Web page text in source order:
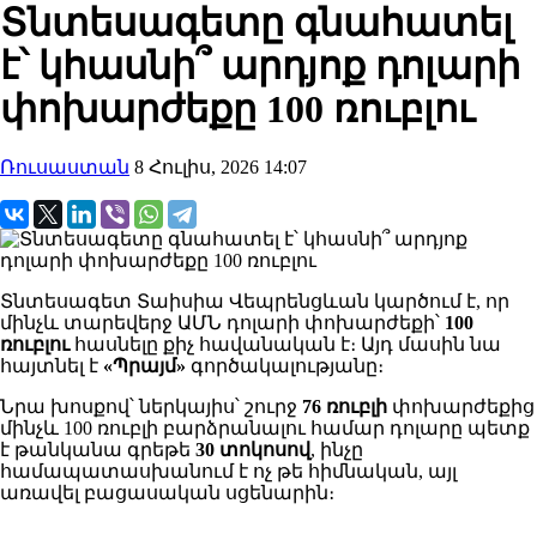
Տնտեսագետը գնահատել
է՝ կհասնի՞ արդյոք դոլարի
փոխարժեքը 100 ռուբլու
Ռուսաստան 8 Հուլիս, 2026 14:07
Տնտեսագետ Տաիսիա Վեպրենցևան կարծում է, որ
մինչև տարեվերջ ԱՄՆ դոլարի փոխարժեքի՝ 100
ռուբլուհասնելը քիչ հավանական է։ Այդ մասին նա
հայտնել է «Պրայմ» գործակալությանը։
Նրա խոսքով՝ ներկայիս՝ շուրջ 76 ռուբլի փոխարժեքից
մինչև 100 ռուբլի բարձրանալու համար դոլարը պետք
է թանկանա գրեթե 30 տոկոսով, ինչը
համապատասխանում է ոչ թե հիմնական, այլ
առավել բացասական սցենարին։